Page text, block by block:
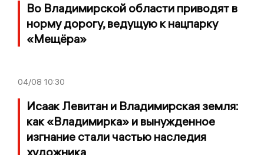
Во Владимирской области приводят в
норму дорогу, ведущую к нацпарку
«Мещёра»
04/08 10:30
Исаак Левитан и Владимирская земля:
как «Владимирка» и вынужденное
изгнание стали частью наследия
художника